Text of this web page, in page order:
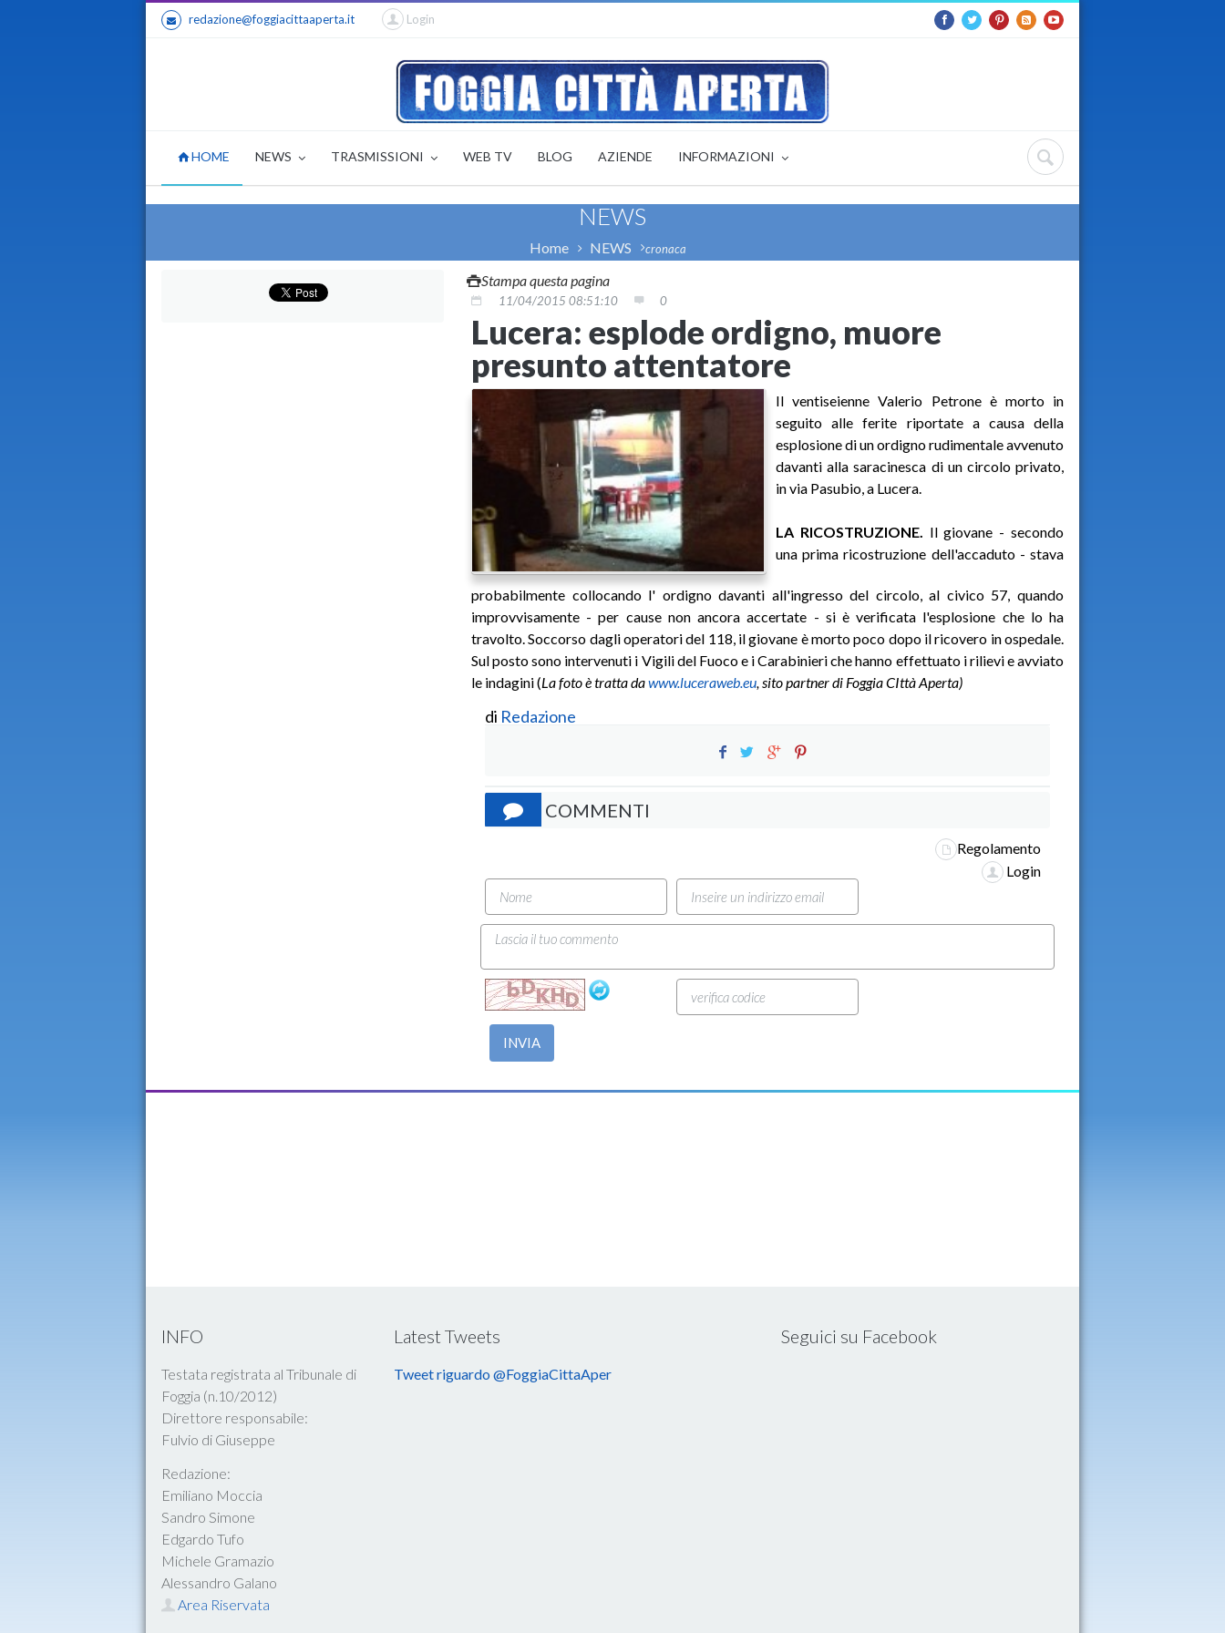
redazione@foggiacittaaperta.it Login
HOME NEWS TRASMISSIONI WEB TV BLOG AZIENDE INFORMAZIONI
NEWS
Home NEWS cronaca
Stampa questa pagina
11/04/2015 08:51:10 0
Lucera: esplode ordigno, muore
presunto attentatore
Il ventiseienne Valerio Petrone è morto in
seguito alle ferite riportate a causa della
esplosione di un ordigno rudimentale avvenuto
davanti alla saracinesca di un circolo privato,
in via Pasubio, a Lucera.
LA RICOSTRUZIONE. Il giovane - secondo
una prima ricostruzione dell'accaduto - stava
probabilmente collocando l' ordigno davanti all'ingresso del circolo, al civico 57, quando
improvvisamente - per cause non ancora accertate - si è verificata l'esplosione che lo ha
travolto. Soccorso dagli operatori del 118, il giovane è morto poco dopo il ricovero in ospedale.
Sul posto sono intervenuti i Vigili del Fuoco e i Carabinieri che hanno effettuato i rilievi e avviato
le indagini (La foto è tratta dawww.luceraweb.eu , sito partner di Foggia CIttà Aperta)
di Redazione
COMMENTI
Regolamento
Login
INVIA
INFO
Testata registrata al Tribunale di
Foggia (n.10/2012)
Direttore responsabile:
Fulvio di Giuseppe
Redazione:
Emiliano Moccia
Sandro Simone
Edgardo Tufo
Michele Gramazio
Alessandro Galano
Area Riservata
Latest Tweets
Tweet riguardo @FoggiaCittaAper
Seguici su Facebook